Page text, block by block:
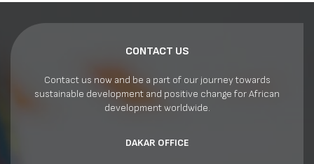
CONTACT US
Contact us now and be a part of our journey towards
sustainable development and positive change for African
development worldwide.
DAKAR OFFICE